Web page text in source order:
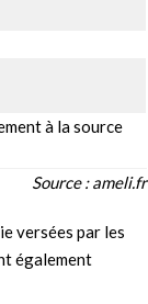
à la source
Source : ameli.fr
versées par les
également